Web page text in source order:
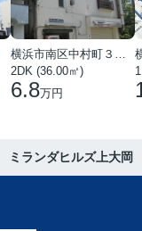
横浜市南区中村町３丁目
2DK (36.00㎡)
6.8万円
ミランダヒルズ上大岡